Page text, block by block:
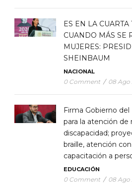
ES EN LA
CUANDO MÁS SE
MUJERES:
SHEINBAUM
NACIONAL
0 Comment / 08 Ago
Firma Gobierno
para la atención de
discapacidad;
braille, atención
capacitación a
EDUCACIÓN
0 Comment / 08 Ago